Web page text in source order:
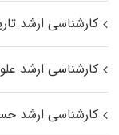
کارشناسی ارشد
کارشناسی ارشد
کارشناسی ارشد